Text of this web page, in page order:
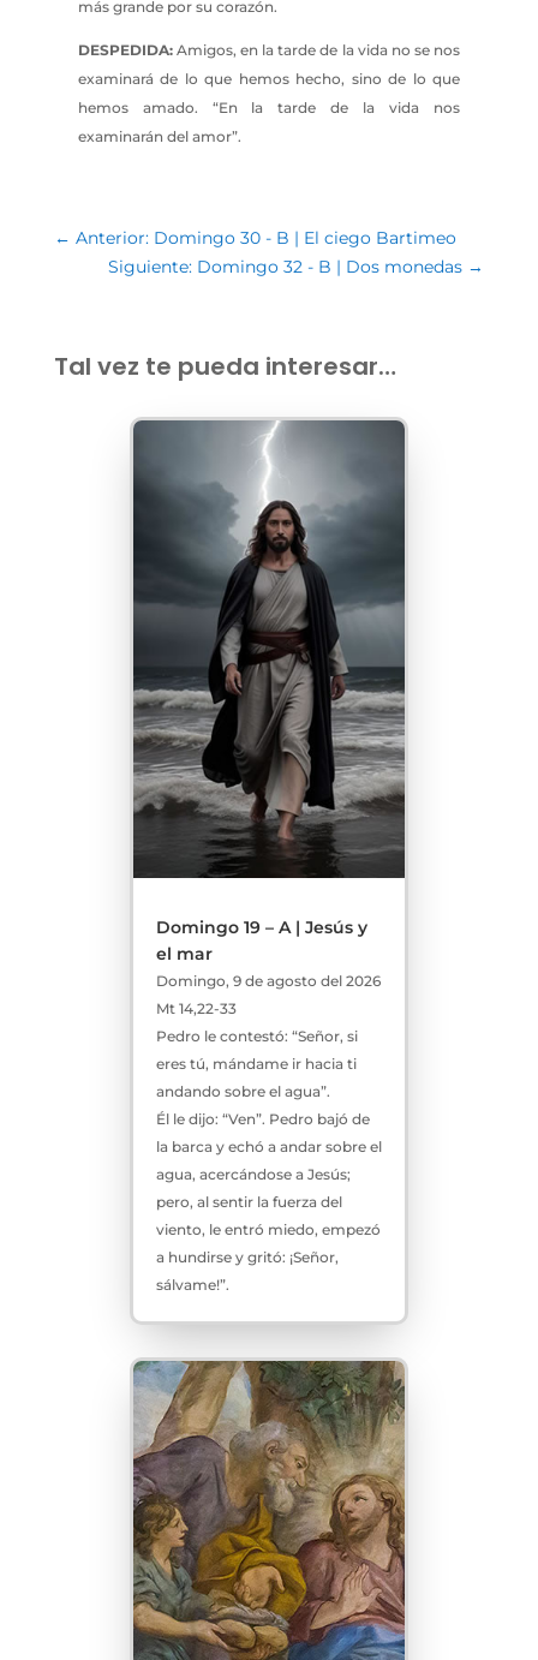
más grande por su corazón.
DESPEDIDA:Amigos, en la tarde de la vida no se nos
examinará de lo que hemos hecho, sino de lo que
hemos amado. “En la tarde de la vida nos
examinarán del amor”.
← Anterior: Domingo 30 - B | El ciego Bartimeo
Siguiente: Domingo 32 - B | Dos monedas →
Tal vez te pueda interesar…
Domingo 19 – A | Jesús y
el mar
Domingo, 9 de agosto del 2026
Mt 14,22-33
Pedro le contestó: “Señor, si
eres tú, mándame ir hacia ti
andando sobre el agua”.
Él le dijo: “Ven”. Pedro bajó de
la barca y echó a andar sobre el
agua, acercándose a Jesús;
pero, al sentir la fuerza del
viento, le entró miedo, empezó
a hundirse y gritó: ¡Señor,
sálvame!”.